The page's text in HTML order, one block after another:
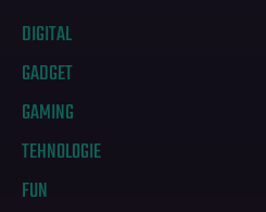
DIGITAL
GADGET
GAMING
TEHNOLOGIE
FUN